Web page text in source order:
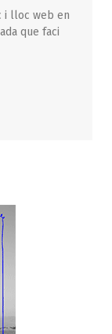
i lloc web en
que faci